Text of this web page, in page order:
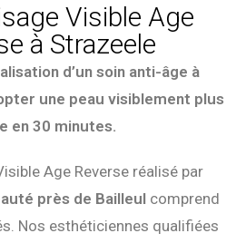
Visible Age
à Strazeele
d’un soin anti-âge à
une peau visiblement plus
en 30 minutes.
Age Reverse réalisé par
près de Bailleulcomprend
Nos esthéticiennes qualifiées